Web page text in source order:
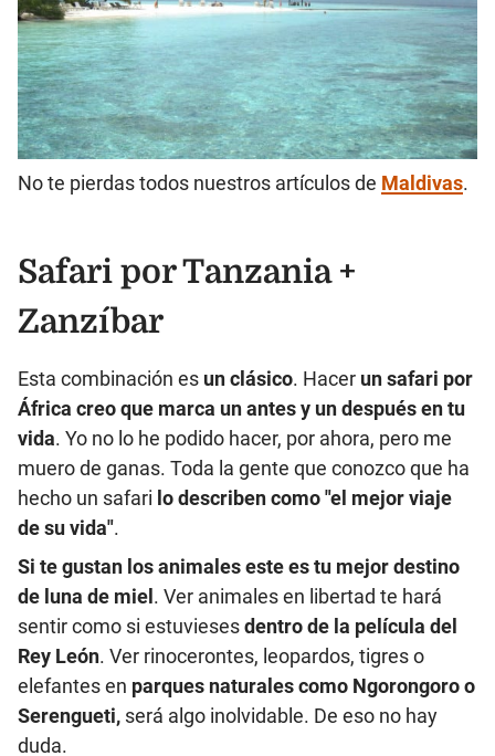
No te pierdas todos nuestros artículos de Maldivas.
Safari por Tanzania +
Zanzíbar
Esta combinación es un clásico. Hacer un safari por
África creo que marca un antes y un después en tu
vida. Yo no lo he podido hacer, por ahora, pero me
muero de ganas. Toda la gente que conozco que ha
hecho un safari lo describen como "el mejor viaje
de su vida".
Si te gustan los animales este es tu mejor destino
de luna de miel . Ver animales en libertad te hará
sentir como si estuviesesdentro de la película del
Rey León. Ver rinocerontes, leopardos, tigres o
elefantes en parques naturales como Ngorongoro o
Serengueti, será algo inolvidable. De eso no hay
duda.